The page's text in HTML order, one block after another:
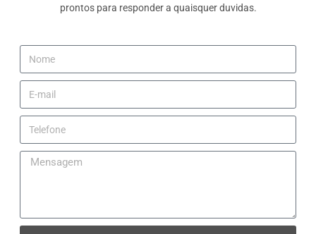
prontos para responder a quaisquer duvidas.